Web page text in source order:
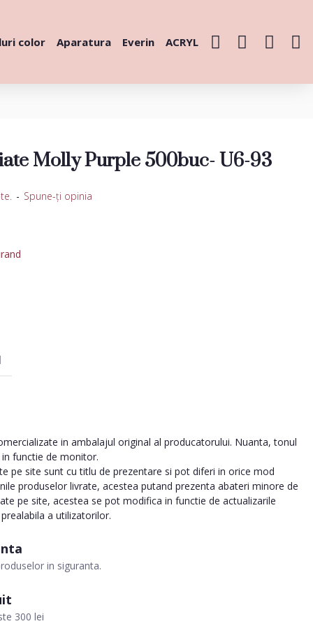
color Aparatura Everin ACRYL
Molly Purple 500buc- U6-93
- Spune-ţi opinia
in siguranta.
300 lei
in ambalajul original al producatorului. Nuanta, tonul
functie de monitor.
pe site sunt cu titlu de prezentare si pot diferi in orice mod
produselor livrate, acestea putand prezenta abateri minore de
pe site, acestea se pot modifica in functie de actualizarile
a utilizatorilor.